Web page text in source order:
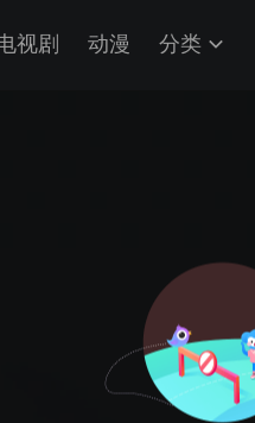
视剧 动漫 分类